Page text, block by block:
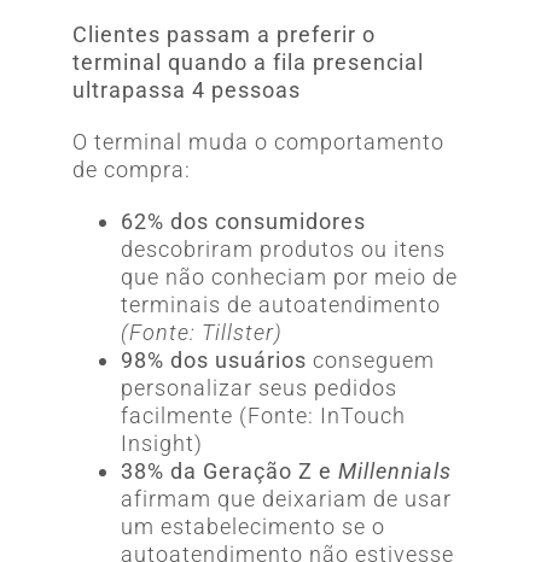
Clientes passam a preferir o
terminal quando a fila presencial
ultrapassa 4 pessoas
O terminal muda o comportamento
de compra:
62% dos consumidores
descobriram produtos ou itens
que não conheciam por meio de
terminais de autoatendimento
(Fonte: Tillster)
98% dos usuários conseguem
personalizar seus pedidos
facilmente (Fonte: InTouch
Insight)
38% da Geração Z e Millennials
afirmam que deixariam de usar
um estabelecimento se o
autoatendimento não estivesse